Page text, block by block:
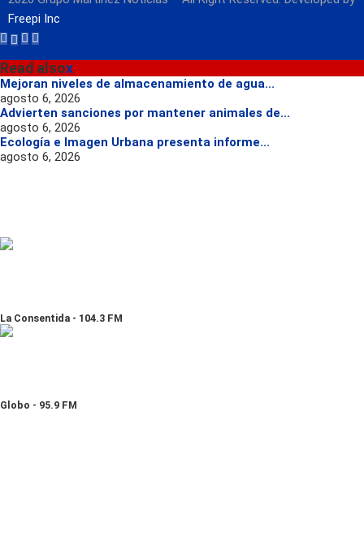
Freepi Inc
Read alsox
Mejoran niveles de almacenamiento de agua...
agosto 6, 2026
Advierten sanciones por mantener animales de...
agosto 6, 2026
Ecología e Imagen Urbana presenta informe...
agosto 6, 2026
La Consentida - 104.3 FM
Globo - 95.9 FM